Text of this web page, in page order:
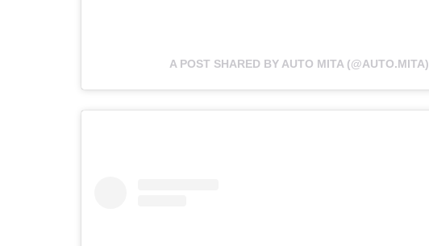
A POST SHARED BY AUTO MITA (@AUTO.MITA)